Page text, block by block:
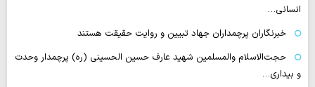
انسانی…
خبرنگاران پرچمداران جهاد تبیین و روایت حقیقت هستند
حجت‌الاسلام والمسلمین شهید عارف حسین الحسینی (ره) پرچمدار وحدت
و بیداری…